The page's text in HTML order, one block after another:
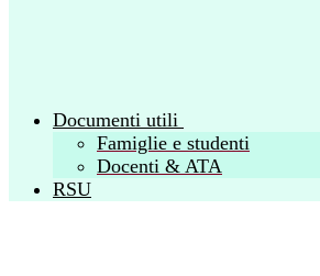
Documenti utili
Famiglie e studenti
Docenti & ATA
RSU